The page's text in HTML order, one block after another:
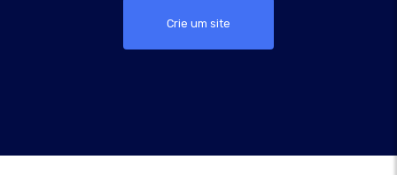
Crie um site